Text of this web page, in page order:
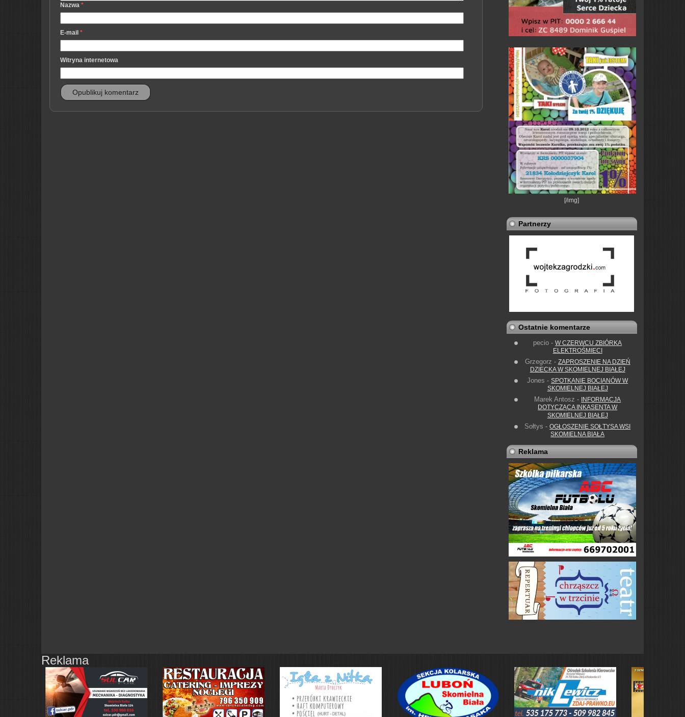
Nazwa *
E-mail *
Witryna internetowa
[/img]
Partnerzy
Ostatnie komentarze
pecio -W CZERWCU ZBIÓRKA
ELEKTROŚMIECI
Grzegorz - ZAPROSZENIE NA DZIEŃ
DZIECKA W SKOMIELNEJ BIAŁEJ
Jones -SPOTKANIE BOCIANÓW W
SKOMIELNEJ BIAŁEJ
Marek Antosz - INFORMACJA
DOTYCZĄCA INKASENTA W
SKOMIELNEJ BIAŁEJ
Sołtys -OGŁOSZENIE SOŁTYSA WSI
SKOMIELNA BIAŁA
Reklama
Reklama